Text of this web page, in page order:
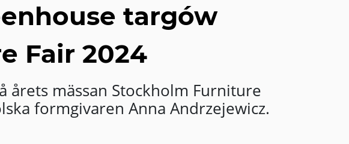
targów
Fair 2024
mässan Stockholm Furniture
formgivaren Anna Andrzejewicz.